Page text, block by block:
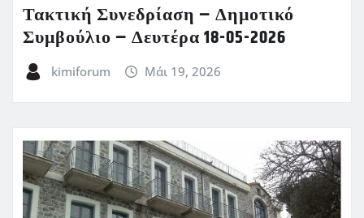
Τακτική Συνεδρίαση – Δημοτικό
Συμβούλιο – Δευτέρα 18-05-2026
kimiforum Μάι 19, 2026